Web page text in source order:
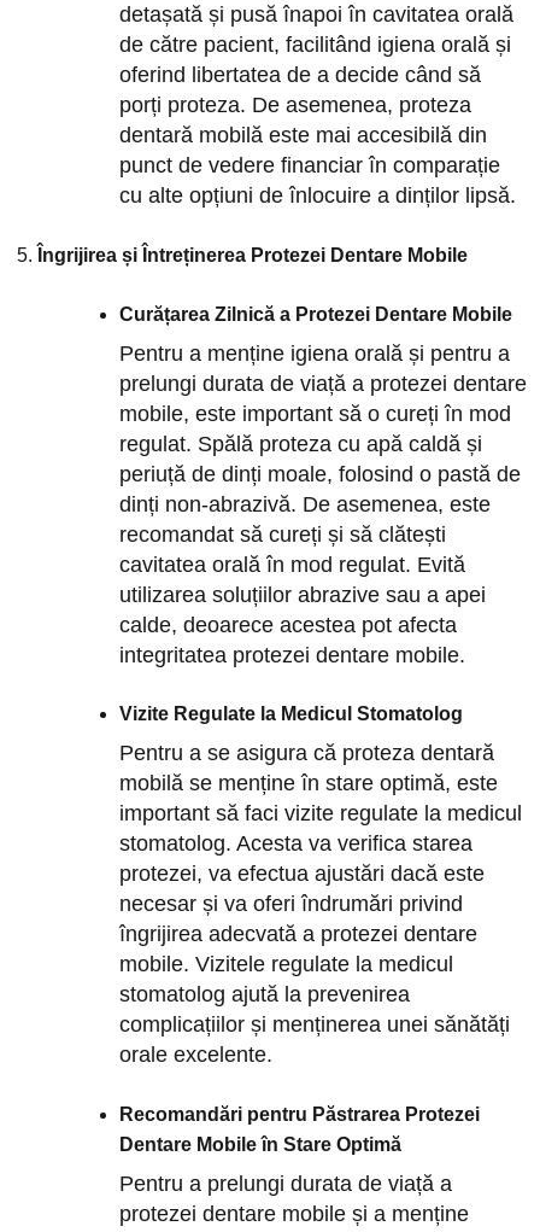
detașată și pusă înapoi în cavitatea orală
de către pacient, facilitând igiena orală și
oferind libertatea de a decide când să
porți proteza. De asemenea, proteza
dentară mobilă este mai accesibilă din
punct de vedere financiar în comparație
cu alte opțiuni de înlocuire a dinților lipsă.
Îngrijirea și Întreținerea Protezei Dentare Mobile
Curățarea Zilnică a Protezei Dentare Mobile
Pentru a menține igiena orală și pentru a
prelungi durata de viață a protezei dentare
mobile, este important să o cureți în mod
regulat. Spălă proteza cu apă caldă și
periuță de dinți moale, folosind o pastă de
dinți non-abrazivă. De asemenea, este
recomandat să cureți și să clătești
cavitatea orală în mod regulat. Evită
utilizarea soluțiilor abrazive sau a apei
calde, deoarece acestea pot afecta
integritatea protezei dentare mobile.
Vizite Regulate la Medicul Stomatolog
Pentru a se asigura că proteza dentară
mobilă se menține în stare optimă, este
important să faci vizite regulate la medicul
stomatolog. Acesta va verifica starea
protezei, va efectua ajustări dacă este
necesar și va oferi îndrumări privind
îngrijirea adecvată a protezei dentare
mobile. Vizitele regulate la medicul
stomatolog ajută la prevenirea
complicațiilor și menținerea unei sănătăți
orale excelente.
Recomandări pentru Păstrarea Protezei
Dentare Mobile în Stare Optimă
Pentru a prelungi durata de viață a
protezei dentare mobile și a menține